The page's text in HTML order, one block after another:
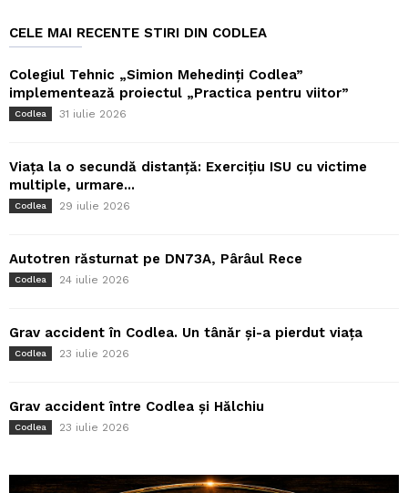
CELE MAI RECENTE STIRI DIN CODLEA
Colegiul Tehnic „Simion Mehedinți Codlea”
implementează proiectul „Practica pentru viitor”
Codlea 31 iulie 2026
Viața la o secundă distanță: Exercițiu ISU cu victime
multiple, urmare...
Codlea 29 iulie 2026
Autotren răsturnat pe DN73A, Pârâul Rece
Codlea 24 iulie 2026
Grav accident în Codlea. Un tânăr și-a pierdut viața
Codlea 23 iulie 2026
Grav accident între Codlea și Hălchiu
Codlea 23 iulie 2026